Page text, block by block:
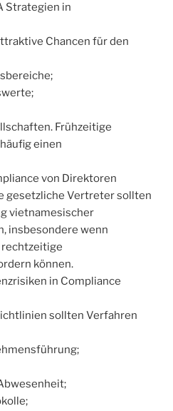
Strategien in
Chancen für den
Frühzeitige
einen
von Direktoren
gesetzliche Vertreter sollten
vietnamesischer
insbesondere wenn
rechtzeitige
können.
in Compliance
sollten Verfahren